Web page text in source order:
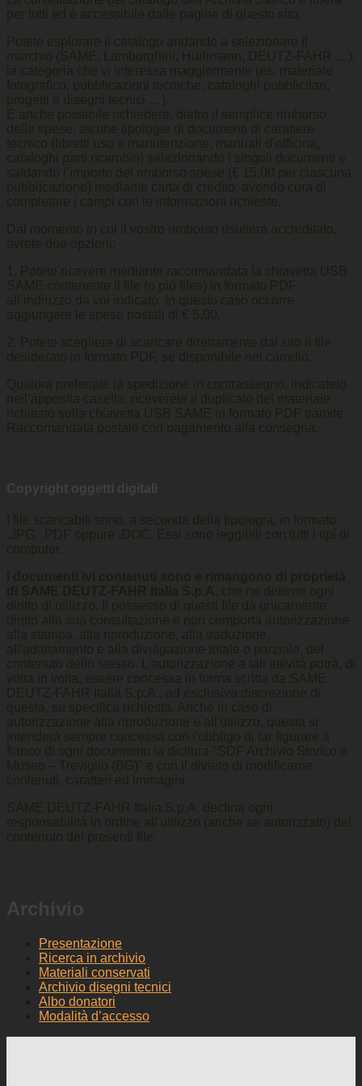
per tutti ed è accessibile dalle pagine di questo sito.
Potete esplorare il catalogo andando a selezionare il
marchio (SAME, Lamborghini, Hürlimann, DEUTZ-FAHR …),
la categoria che vi interessa maggiormente (es: materiale
fotografico, pubblicazioni tecniche, cataloghi pubblicitari,
progetti e disegni tecnici …).
È anche possibile richiedere, dietro il semplice rimborso
delle spese, alcune tipologie di documenti di carattere
tecnico (libretti uso e manutenzione, manuali d’officina,
cataloghi parti ricambio) selezionando i singoli documenti e
saldando l’importo del rimborso spese (€ 15,00 per ciascuna
pubblicazione) mediante carta di credito, avendo cura di
completare i campi con le informazioni richieste.
Dal momento in cui il vostro rimborso risulterà accreditato,
avrete due opzioni:
1. Potete ricevere mediante raccomandata la chiavetta USB
SAME contenente il file (o più files) in formato PDF
all’indirizzo da voi indicato. In questo caso occorre
aggiungere le spese postali di € 5,00.
2. Potete scegliere di scaricare direttamente dal sito il file
desiderato in formato PDF, se disponibile nel carrello.
Qualora preferiate la spedizione in contrassegno, indicatelo
nell’apposita casella; riceverete il duplicato del materiale
richiesto sulla chiavetta USB SAME in formato PDF tramite
Raccomandata postale con pagamento alla consegna.
Copyright oggetti digitali
I file scaricabili sono, a seconda della tipologia, in formato
.JPG, .PDF oppure .DOC. Essi sono leggibili con tutti i tipi di
computer.
I documenti ivi contenuti sono e rimangono di proprietà
di SAME DEUTZ-FAHR Italia S.p.A. che ne detiene ogni
diritto di utilizzo. Il possesso di questi file dà unicamente
diritto alla sua consultazione e non comporta autorizzazione
alla stampa, alla riproduzione, alla traduzione,
all'adattamento e alla divulgazione totale o parziale, del
contenuto dello stesso. L'autorizzazione a tali attività potrà, di
volta in volta, essere concessa in forma scritta da SAME
DEUTZ-FAHR Italia S.p.A., ad esclusiva discrezione di
questa, su specifica richiesta. Anche in caso di
autorizzazione alla riproduzione e all'utilizzo, questa si
intenderà sempre concessa con l'obbligo di far figurare a
fianco di ogni documento la dicitura "SDF Archivio Storico e
Museo – Treviglio (BG)" e con il divieto di modificarne
contenuti, caratteri ed immagini.
SAME DEUTZ-FAHR Italia S.p.A. declina ogni
responsabilità in ordine all'utilizzo (anche se autorizzato) del
contenuto dei presenti file.
Archivio
Presentazione
Ricerca in archivio
Materiali conservati
Archivio disegni tecnici
Albo donatori
Modalità d’accesso